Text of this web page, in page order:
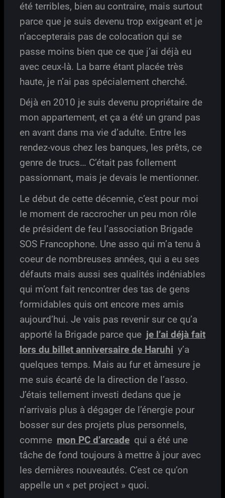
été terribles, bien au contraire, mais surtout
parce que je suis devenu trop exigeant et je
n’accepterais pas de colocation qui se
passe moins bien que ce que j’ai déjà eu
avec ceux-là. La barre étant placée très
haute, je n’ai pas spécialement cherché.
Déjà en 2010 je suis devenu propriétaire de
mon appartement, et ça a été un grand pas
en avant dans ma vie d’adulte. Entre les
rendez-vous chez les banques, les prêts, ce
genre de trucs… C’était pas follement
passionnant, mais je devais le mentionner.
Le début de cette décennie, c’est pour moi
le moment de raccrocher un peu mon rôle
de président de feu l’association Brigade
SOS Francophone. Une asso qui m’a tenu à
coeur de nombreuses années, qui a eu ses
défauts mais aussi ses qualités indéniables
qui m’ont fait rencontrer des tas de gens
formidables quis ont encore mes amis
aujourd’hui. Je vais pas revenir sur ce qu’a
apporté la Brigade parce que je l’ai déjà fait
lors du billet anniversaire de Haruhi y’a
quelques temps. Mais au fur et àmesure je
me suis écarté de la direction de l’asso.
J’étais tellement investi dedans que je
n’arrivais plus à dégager de l’énergie pour
bosser sur des projets plus personnels,
comme mon PC d’arcade qui a été une
tâche de fond toujours à mettre à jour avec
les dernières nouveautés. C’est ce qu’on
appelle un « pet project » quoi.